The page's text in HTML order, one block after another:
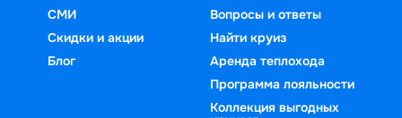
СМИ
Скидки и акции
Блог
Вопросы и ответы
Найти круиз
Аренда теплохода
Программа лояльности
Коллекция выгодных